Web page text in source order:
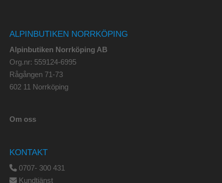
ALPINBUTIKEN NORRKÖPING
Alpinbutiken Norrköping AB
Org.nr: 559124-6995
Rågången 71-73
602 11 Norrköping
Om oss
KONTAKT
0707- 300 431
Kundtjänst